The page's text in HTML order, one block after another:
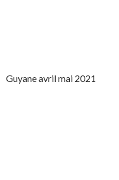
Guyane avril mai 2021